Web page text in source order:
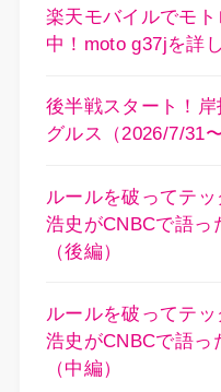
楽天モバイルでモ
中！moto g37jを詳
後半戦スタート！
グルス（2026/7/31〜
ルールを破ってテ
浩史がCNBCで語っ
（後編）
ルールを破ってテ
浩史がCNBCで語っ
（中編）